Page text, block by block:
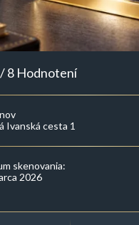
8 Hodnotení
Ivanská cesta 1
skenovania:
2026